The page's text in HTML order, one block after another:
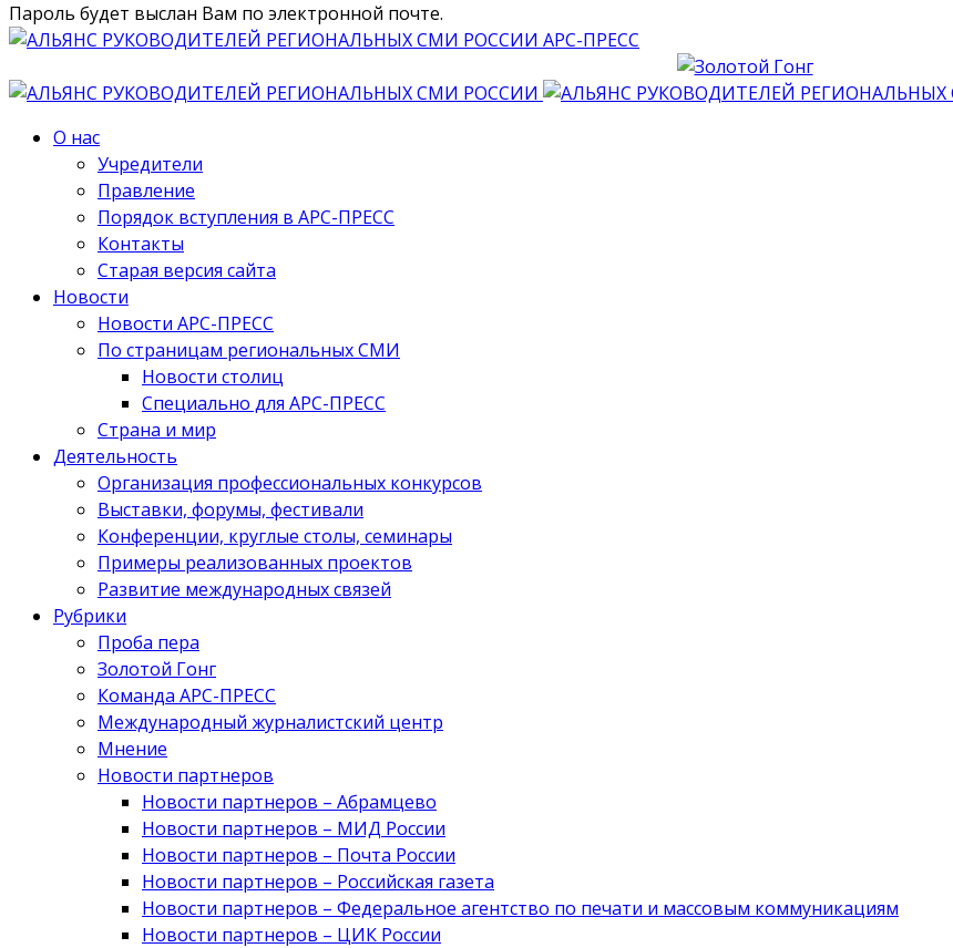
Пароль будет выслан Вам по электронной почте.
АРС-ПРЕСС
О нас
Учредители
Правление
Порядок вступления в АРС-ПРЕСС
Контакты
Старая версия сайта
Новости
Новости АРС-ПРЕСС
По страницам региональных СМИ
Новости столиц
Специально для АРС-ПРЕСС
Страна и мир
Деятельность
Организация профессиональных конкурсов
Выставки, форумы, фестивали
Конференции, круглые столы, семинары
Примеры реализованных проектов
Развитие международных связей
Рубрики
Проба пера
Золотой Гонг
Команда АРС-ПРЕСС
Международный журналистский центр
Мнение
Новости партнеров
Новости партнеров – Абрамцево
Новости партнеров – МИД России
Новости партнеров – Почта России
Новости партнеров – Российская газета
Новости партнеров – Федеральное агентство по печати и массовым коммуникациям
Новости партнеров – ЦИК России